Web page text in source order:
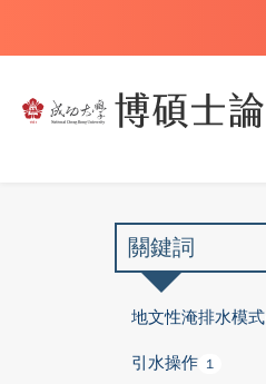
關鍵詞
地文性淹排水模式
引水操作 1